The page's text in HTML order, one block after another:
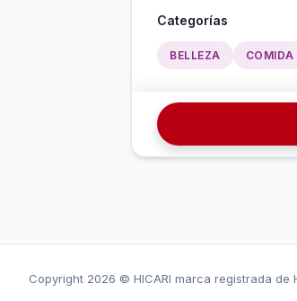
Categorías
BELLEZA COMIDA
Copyright 2026 © HICARI marca registrada de